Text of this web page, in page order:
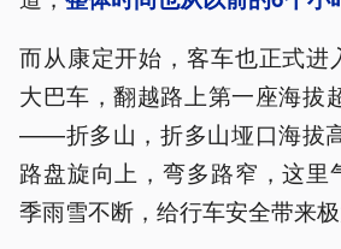
而从康定开始，客车也正式进
大巴车，翻越路上第一座海拔
——折多山，折多山垭口海拔
路盘旋向上，弯多路窄，这里
季雨雪不断，给行车安全带来极